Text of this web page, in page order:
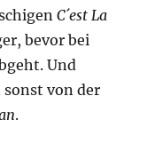
C´est La
bevor bei
Und
von der
.